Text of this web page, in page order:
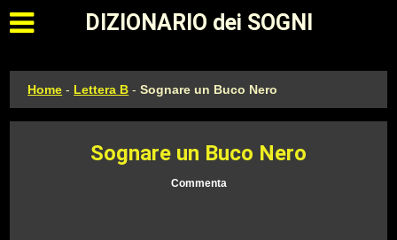
Apri il menu principale
DIZIONARIO dei SOGNI
Home - Lettera B -Sognare un Buco Nero
Sognare un Buco Nero
Commenta